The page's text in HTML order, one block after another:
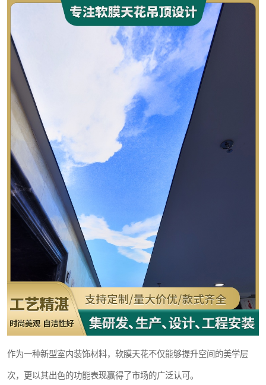
作为一种新型室内装饰材料，软膜天花不仅能够提升空间的美学层
次，更以其出色的功能表现赢得了市场的广泛认可。